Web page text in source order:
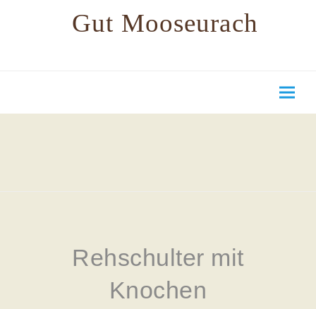
Gut Mooseurach
Rehschulter mit
Knochen